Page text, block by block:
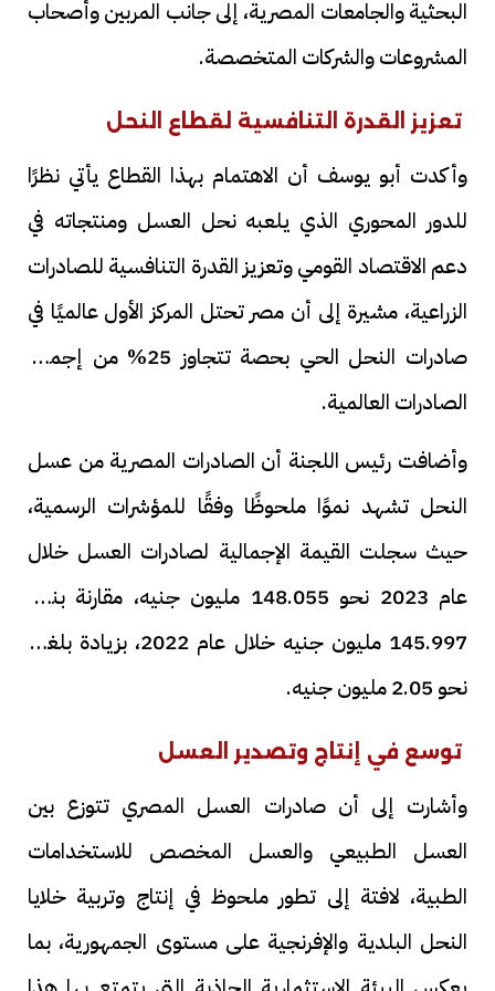
البحثية والجامعات المصرية، إلى جانب المربين وأصحاب
المشروعات والشركات المتخصصة.
تعزيز القدرة التنافسية لقطاع النحل
وأكدت أبو يوسف أن الاهتمام بهذا القطاع يأتي نظرًا
للدور المحوري الذي يلعبه نحل العسل ومنتجاته في
دعم الاقتصاد القومي وتعزيز القدرة التنافسية للصادرات
الزراعية، مشيرة إلى أن مصر تحتل المركز الأول عالميًا في
صادرات النحل الحي بحصة تتجاوز 25% من إجمالي
الصادرات العالمية.
وأضافت رئيس اللجنة أن الصادرات المصرية من عسل
النحل تشهد نموًا ملحوظًا وفقًا للمؤشرات الرسمية،
حيث سجلت القيمة الإجمالية لصادرات العسل خلال
عام 2023 نحو 148.055 مليون جنيه، مقارنة بنحو
145.997 مليون جنيه خلال عام 2022، بزيادة بلغت
نحو 2.05 مليون جنيه.
توسع في إنتاج وتصدير العسل
وأشارت إلى أن صادرات العسل المصري تتوزع بين
العسل الطبيعي والعسل المخصص للاستخدامات
الطبية، لافتة إلى تطور ملحوظ في إنتاج وتربية خلايا
النحل البلدية والإفرنجية على مستوى الجمهورية، بما